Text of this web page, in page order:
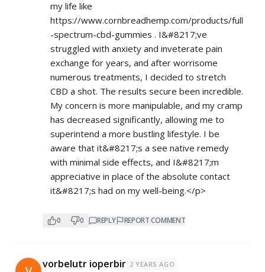
my life like
https://www.cornbreadhemp.com/products/full
-spectrum-cbd-gummies . I&#8217;ve
struggled with anxiety and inveterate pain
exchange for years, and after worrisome
numerous treatments, I decided to stretch
CBD a shot. The results secure been incredible.
My concern is more manipulable, and my cramp
has decreased significantly, allowing me to
superintend a more bustling lifestyle. I be
aware that it&#8217;s a see native remedy
with minimal side effects, and I&#8217;m
appreciative in place of the absolute contact
it&#8217;s had on my well-being.</p>
0 0 REPLY REPORT COMMENT
vorbelutr ioperbir 2 YEARS AGO